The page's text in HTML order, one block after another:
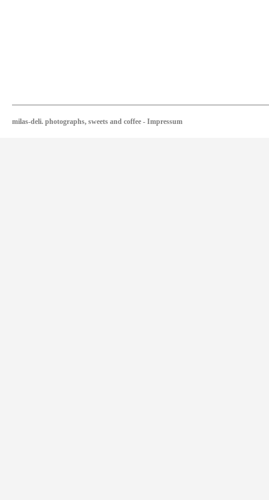
milas-deli. photographs, sweets and coffee - Impressum